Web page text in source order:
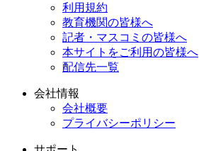
利用規約
教育機関の皆様へ
記者・マスコミの皆様へ
本サイトをご利用の皆様へ
配信先一覧
会社情報
会社概要
プライバシーポリシー